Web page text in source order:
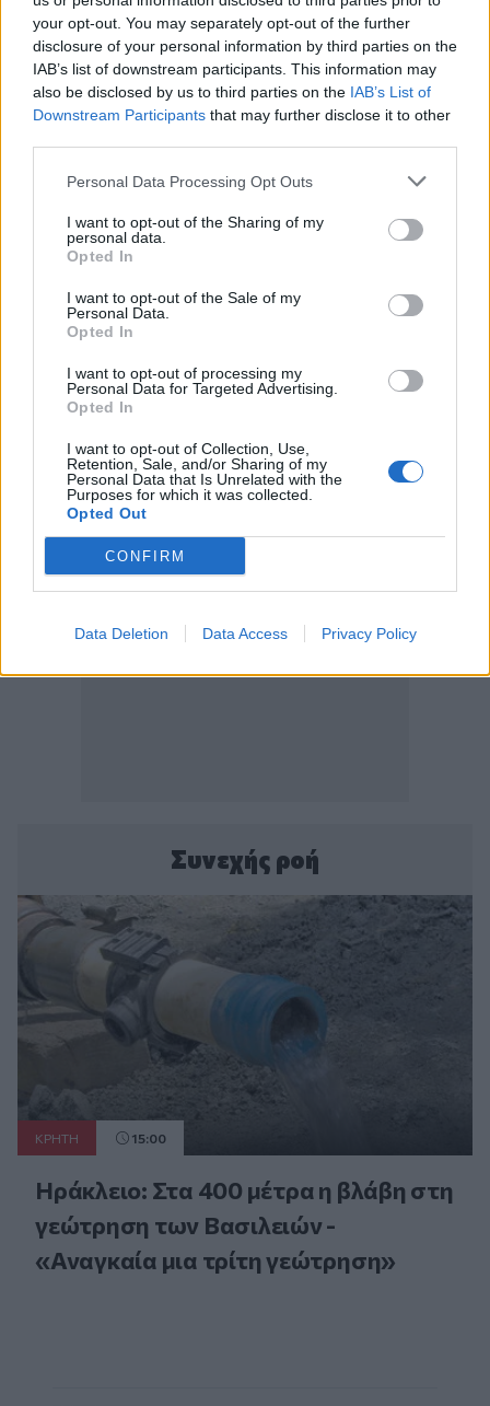
your opt-out. You may separately opt-out of the further
disclosure of your personal information by third parties on the
IAB’s list of downstream participants. This information may
also be disclosed by us to third parties on the IAB’s List of
Downstream Participants that may further disclose it to other
Personal Data Processing Opt Outs
I want to opt-out of the Sharing of my
personal data.
Opted In
I want to opt-out of the Sale of my
Personal Data.
Opted In
I want to opt-out of processing my
Personal Data for Targeted Advertising.
Opted In
I want to opt-out of Collection, Use,
Retention, Sale, and/or Sharing of my
Personal Data that Is Unrelated with the
Purposes for which it was collected.
Opted Out
CONFIRM
Data Deletion Data Access Privacy Policy
13:53
Φυσικό αέριο: Συναγερμός στην Ευρώπη - Χαμηλά τα
αποθέματα ενόψει χειμώνα
13:49
Βραζιλία: Ποδοσφαιριστής έπεσε στο... κενό
ΓΕΕΘΑ: Υπεγράφη το Κοινό Σχέδιο Δράσης Ελλάδας –
Κύπρου – Ιορδανίας για το 2026
Συνταγή για γαρίδες tempura με κρούστα καρύδας
ΠΕΡΙΣΣΟΤΕΡΑ
Συνεχής ροή
ΚΡΗΤΗ 15:00
Ηράκλειο: Στα 400 μέτρα η βλάβη στη
γεώτρηση των Βασιλειών -
«Αναγκαία μια τρίτη γεώτρηση»